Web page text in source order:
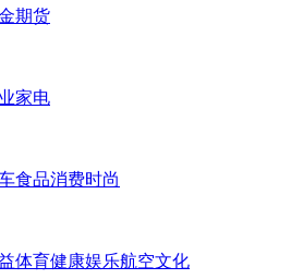
期货
家电
食品消费时尚
体育健康娱乐航空文化